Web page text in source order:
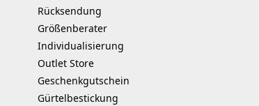
Rücksendung
Größenberater
Individualisierung
Outlet Store
Geschenkgutschein
Gürtelbestickung